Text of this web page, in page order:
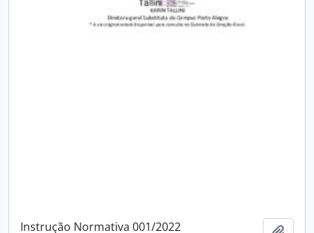
Instrução Normativa 001/2022